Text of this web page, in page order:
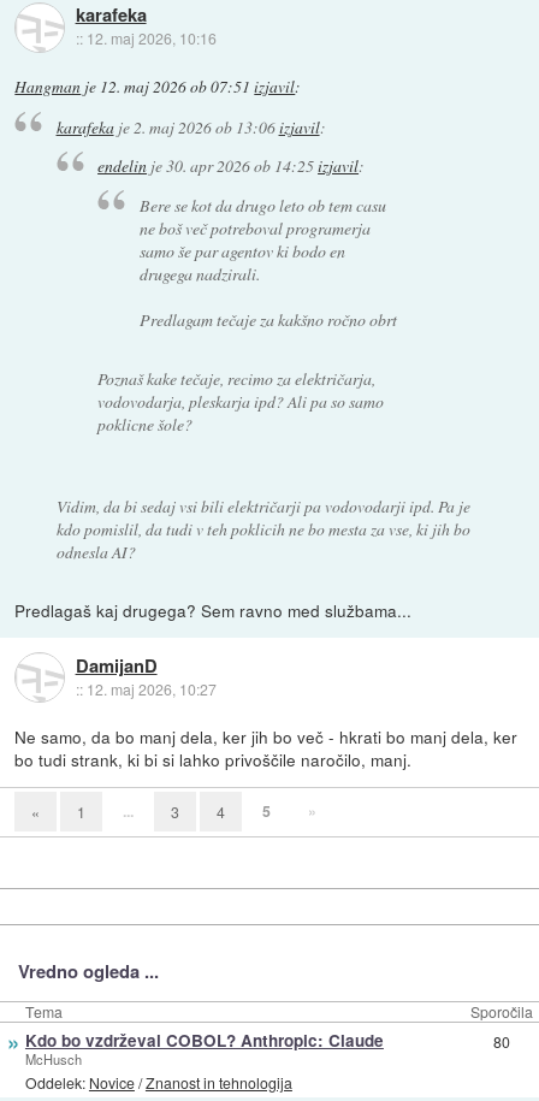
karafeka
:: 12. maj 2026, 10:16
Hangman je 12. maj 2026 ob 07:51 izjavil:
karafekaje 2. maj 2026 ob 13:06izjavil:
endelin je30. apr 2026 ob 14:25izjavil:
Bere se kot da drugo leto ob tem casu
ne boš več potreboval programerja
samo še par agentov ki bodo en
drugega nadzirali.
Predlagam tečaje za kakšno ročno obrt
Poznaš kake tečaje, recimo za električarja,
vodovodarja, pleskarja ipd? Ali pa so samo
poklicne šole?
Vidim, da bi sedaj vsi bili električarji pa vodovodarji ipd. Pa je
kdo pomislil, da tudi v teh poklicih ne bo mesta za vse, ki jih bo
odnesla AI?
Predlagaš kaj drugega? Sem ravno med službama...
DamijanD
:: 12. maj 2026, 10:27
Ne samo, da bo manj dela, ker jih bo več - hkrati bo manj dela, ker
bo tudi strank, ki bi si lahko privoščile naročilo, manj.
« 1 ... 3 4 5 »
Vredno ogleda ...
Tema Sporočila
» Kdo bo vzdrževal COBOL? Anthropic: Claude
McHusch
Oddelek: Novice/Znanost in tehnologija
80